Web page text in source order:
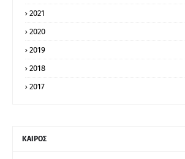
2021
2020
2019
2018
2017
ΚΑΙΡΟΣ